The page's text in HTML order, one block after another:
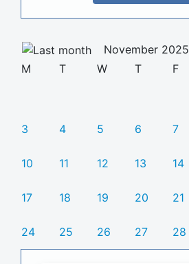
November 2025
M
T W T F
3 4 5 6 7
10 11 12 13 14
17 18 19 20 21
24 25 26 27 28